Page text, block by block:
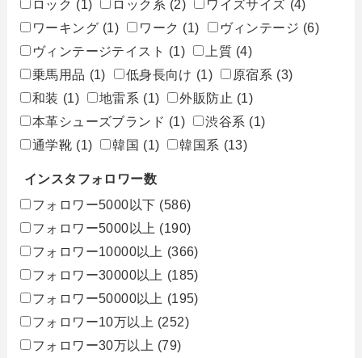
ロック (1) ロック系 (2) ワイズサイズ (4)
ワーキング (1) ワーク (1) ヴィンテージ (6)
ヴィンテージテイスト (1) 上質 (4)
乗馬用品 (1) 低身長向け (1) 原宿系 (3)
和装 (1) 地雷系 (1) 外販防止 (1)
本革シューズブランド (1) 渋谷系 (1)
通学靴 (1) 韓国 (1) 韓国系 (13)
インスタフォロワー数
フォロワー5000以下 (586)
フォロワー5000以上 (190)
フォロワー10000以上 (366)
フォロワー30000以上 (185)
フォロワー50000以上 (195)
フォロワー10万以上 (252)
フォロワー30万以上 (79)